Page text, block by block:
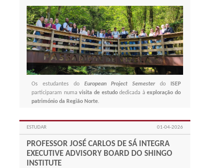
Os estudantes do European Project Semesterdo
ISEP
participaram numavisita de estudodedicada àexploração do
património da Região Norte.
ESTUDAR 01-04-2026
PROFESSOR JOSÉ CARLOS DE SÁ INTEGRA
EXECUTIVE ADVISORY BOARD DO SHINGO
INSTITUTE